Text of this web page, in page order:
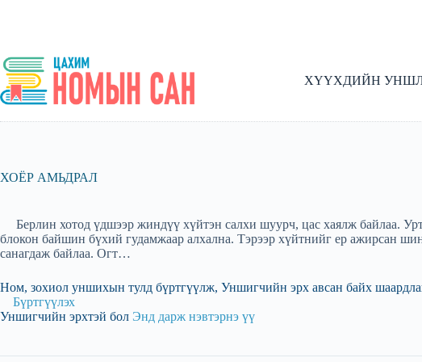
ХҮҮХДИЙН
ХОЁР АМЬДРАЛ
Берлин хотод үдшээр жиндүү хүйтэн салхи шуурч, цас хаялж байлаа.
блокон байшин бүхий гудамжаар алхална. Тэрээр хүйтнийг ер ажирсан
санагдаж байлаа. Огт…
Ном, зохиол уншихын тулд бүртгүүлж, Уншигчийн эрх авсан байх
Бүртгүүлэх
Уншигчийн эрхтэй бол Энд дарж нэвтэрнэ үү